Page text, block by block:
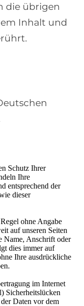
die übrigen
Inhalt und